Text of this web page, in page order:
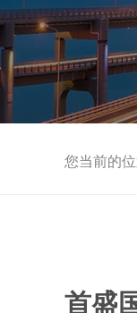
您当前的位
首盛